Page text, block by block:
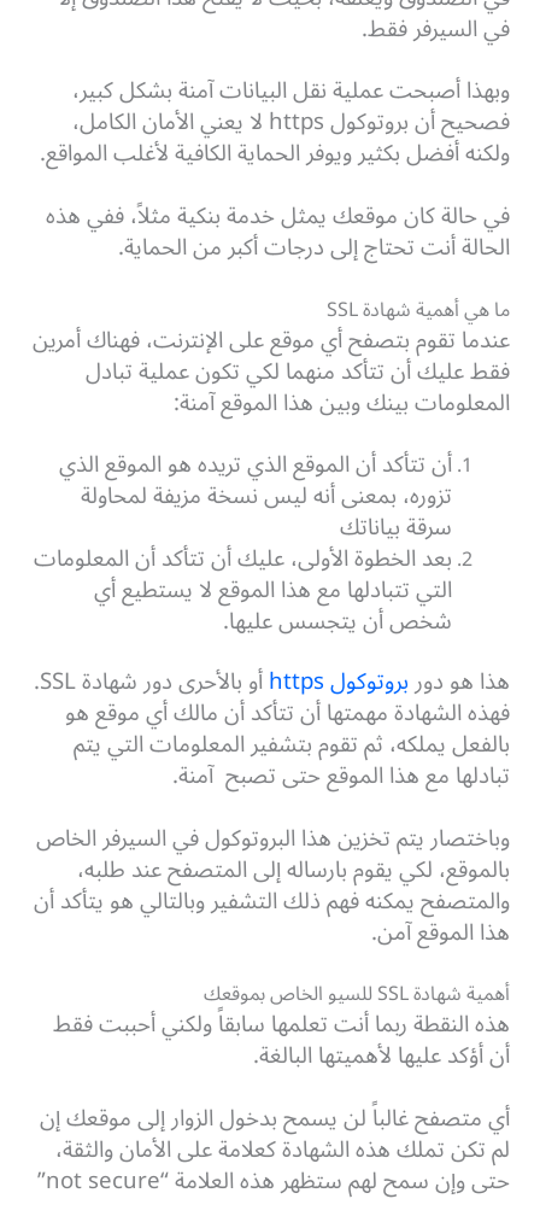
في السيرفر فقط.
وبهذا أصبحت عملية نقل البيانات آمنة بشكل كبير،
فصحيح أن بروتوكول https لا يعني الأمان الكامل،
ولكنه أفضل بكثير ويوفر الحماية الكافية لأغلب المواقع.
في حالة كان موقعك يمثل خدمة بنكية مثلاً، ففي هذه
الحالة أنت تحتاج إلى درجات أكبر من الحماية.
ما هي أهمية شهادة SSL
عندما تقوم بتصفح أي موقع على الإنترنت، فهناك أمرين
فقط عليك أن تتأكد منهما لكي تكون عملية تبادل
المعلومات بينك وبين هذا الموقع آمنة:
أن تتأكد أن الموقع الذي تريده هو الموقع الذي
تزوره، بمعنى أنه ليس نسخة مزيفة لمحاولة
سرقة بياناتك
بعد الخطوة الأولى، عليك أن تتأكد أن المعلومات
التي تتبادلها مع هذا الموقع لا يستطيع أي
شخص أن يتجسس عليها.
هذا هو دوربروتوكول https أو بالأحرى دور شهادة SSL.
فهذه الشهادة مهمتها أن تتأكد أن مالك أي موقع هو
بالفعل يملكه، ثم تقوم بتشفير المعلومات التي يتم
تبادلها مع هذا الموقع حتى تصبح آمنة.
وباختصار يتم تخزين هذا البروتوكول في السيرفر الخاص
بالموقع، لكي يقوم بارساله إلى المتصفح عند طلبه،
والمتصفح يمكنه فهم ذلك التشفير وبالتالي هو يتأكد أن
هذا الموقع آمن.
أهمية شهادة SSL للسيو الخاص بموقعك
هذه النقطة ربما أنت تعلمها سابقاً ولكني أحببت فقط
أن أؤكد عليها لأهميتها البالغة.
أي متصفح غالباً لن يسمح بدخول الزوار إلى موقعك إن
لم تكن تملك هذه الشهادة كعلامة على الأمان والثقة،
حتى وإن سمح لهم ستظهر هذه العلامة “not secure”